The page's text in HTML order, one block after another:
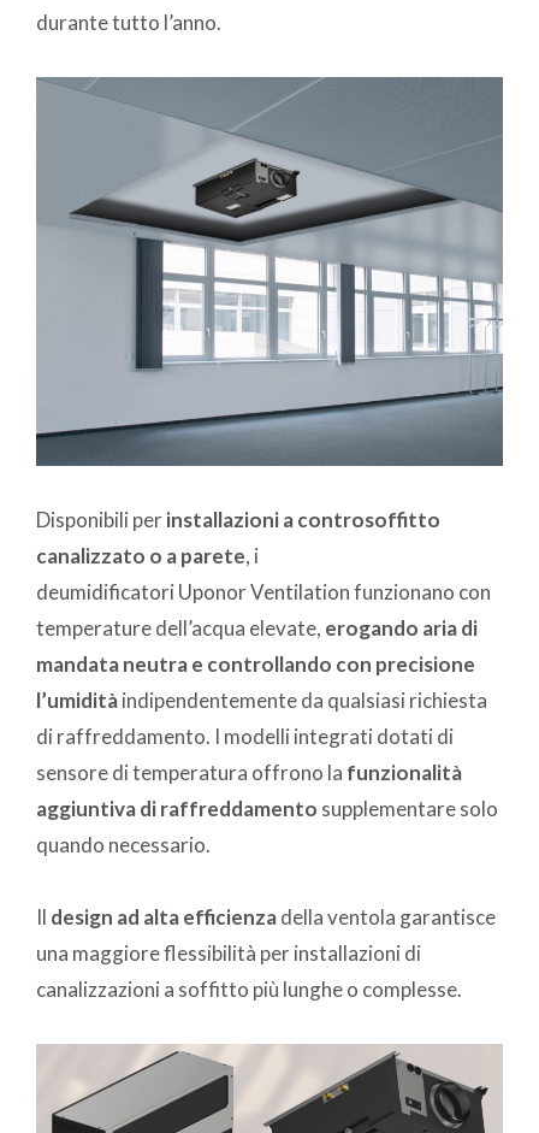
durante tutto l’anno.
Disponibili perinstallazioni a controsoffitto
canalizzato o a parete, i
deumidificatori Uponor Ventilation funzionano con
temperature dell’acqua elevate, erogando aria di
mandata neutra e controllando con precisione
l’umiditàindipendentemente da qualsiasi richiesta
di raffreddamento. I modelli integrati dotati di
sensore di temperatura offrono la funzionalità
aggiuntiva di raffreddamento supplementare solo
quando necessario.
Il design ad alta efficienzadella ventola garantisce
una maggiore flessibilità per installazioni di
canalizzazioni a soffitto più lunghe o complesse.